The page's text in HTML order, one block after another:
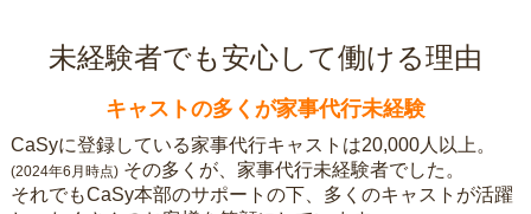
未経験者でも安心して働ける理由
キャストの多くが家事代行未経験
CaSyに登録している家事代行キャストは20,000人以上。
(2024年6月時点) その多くが、家事代行未経験者でした。
それでもCaSy本部のサポートの下、多くのキャストが活躍